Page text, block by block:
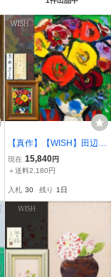
【真作】【WISH】田辺三
重松「薔薇」油彩 4号 19
70年作 そごう百貨店取扱
の薔薇 〇北海道巨匠
#26073008
現在 15,840円
＋送料2,180円
入札 30 残り 1日